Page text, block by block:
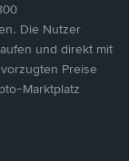
Die Nutzer
und direkt mit
Preise
Marktplatz